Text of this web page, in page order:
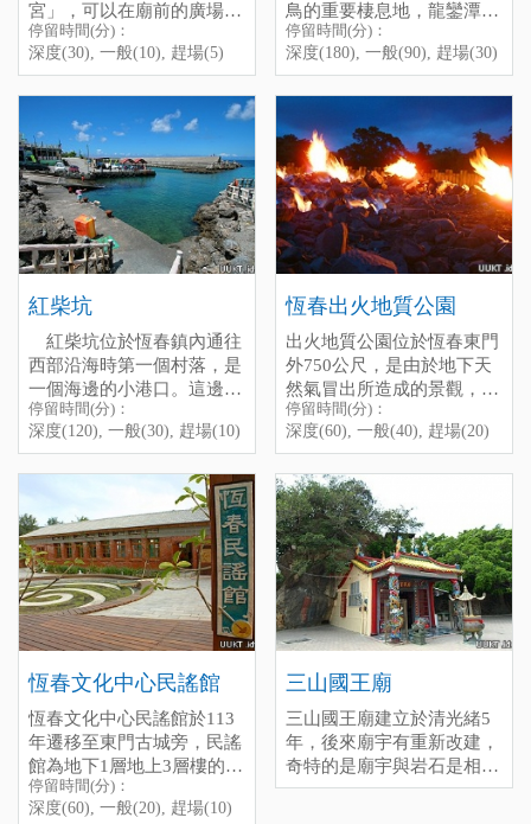
宮」，可以在廟前的廣場居
高俯瞰整個恆春鎮的景觀，
視野非常好，這裡也是觀星
的好地點，天氣好的時候還
能看見龍鑾潭與海，是拍照
賞景的好地點。
從恆春工商一旁的路進去，
順著路開上山，經過恆春生
態農場再往上走，便可抵達
此地，但夜間人車稀少，路
燈較少，行車需注意安全。
Chi-Niu-Ling
Chi-Niu-Ling is one of the
highIights of Hengchun
Town. There is a temple
named “Zhen-Nan-Gong”
here, you can see the whole
town at the square of the
temple, even the Lake ”Long
Luan Tan” as weII as the sea.
On a cloudless night, lt is
aIso a good place to see the
To go to Chi-Niu-Ling, you
have to go straight on the
road beside Hengchun
Vocational High SchooI, past
the Hengchun Farm, and you
wiII arrive soon. Be careful,
there are onIy a few cars or
people that pass by here at
night, it is a bit dark, please
drive sIowly and don’t forget
to bring the flashIight.
停留時間(分)：深度(30), 一
般(10), 趕場(5)
停留時間(分)：
深度(30), 一般(10), 趕場(5)
鳥的重要棲息地，龍鑾潭自
然中心就是為此而設的。自
然中心位於龍鑾潭的西岸，
為避免驚擾到鳥兒，從停車
見自然中心，站長還真驚艷
於她別緻的建築風格，一種
好輕穎的感覺，因為她彷彿
如水鳥般的憩在那兒修整雙
翅，得輕輕的接近才行。
除了遠觀，龍鑾潭自然中
心裡還架設了許多架高倍數
望遠鏡，終於知道，原來龍
鑾潭是這麼熱鬧，可以這麼
親近的看著這麼多的水鴨、
水鳥，在湖裡生氣勃勃的忙
東忙西的，還是很感動的。
附帶一提，中心有一排藤
椅，在炎炎的墾丁下午，面
椅上，頭靠在椅背上剛好，
吹著冷氣，睡個午覺，真的
是很美好的不騙你。
墾管處介紹：龍鑾潭自然中
心
電話：08-8891456
停留時間(分)：深度(180),
一般(90), 趕場(30)
[標籤：風雨無阻 生態 免費
需停車費 ]
停留時間(分)：
深度(180), 一般(90), 趕場(30)
紅柴坑
紅柴坑位於恆春鎮內通往
西部沿海時第一個村落，是
一個海邊的小港口。這邊主
要的觀光點則是小海豚半潛
艇，可以觀賞西部海岸的海
底景觀。
停留時間(分)：深度(120),
一般(30), 趕場(10)
[標籤：防曬 免費 ]
停留時間(分)：
深度(120), 一般(30), 趕場(10)
恆春出火地質公園
出火地質公園位於恆春東門
外750公尺，是由於地下天
然氣冒出所造成的景觀，現
在由屏東縣政府管理，全面
翻修像公園般的寬敞了，
2026年2月1日正式開幕，遊
客休憩站、電梯設備、露天
舞台、地景步道、出火景觀
水池，免費提供大型停車
格、小型停車格、無障礙停
車格、公車站亭。 另外，
這裡也適合晚上來，火堆會
看得更清楚喔。
停留時間(分)：深度(60), 一
般(30), 趕場(10)
[標籤：日間活動 夜遊 防曬
Chu-Huo (Chuhuo)
The Chuhuo Geopark，
located 750 meters outside
the east gate of Hengchun，
is a landscape created by
underground natural gas
eruptions。 Now managed
by the Pingtung County
Government，it has been
completely renovated and is
now a spacious park。 It
officially opens on February
1, 2026, featuring visitor rest
areas，an open-air stage，
landscaped walkways，a
Chuhuo-themed pond，large
parking spaces，small
停留時間(分)：
深度(60), 一般(40), 趕場(20)
恆春文化中心民謠館
恆春文化中心民謠館於113
年遷移至東門古城旁，民謠
館為地下1層地上3層樓的建
築物，內部空間主要規畫為
民謠展示區、聲音博物館、
停留時間(分)：
深度(60), 一般(20), 趕場(10)
三山國王廟
三山國王廟建立於清光緒5
年，後來廟宇有重新改建，
奇特的是廟宇與岩石是相
連，而因廟宇前場地很寬